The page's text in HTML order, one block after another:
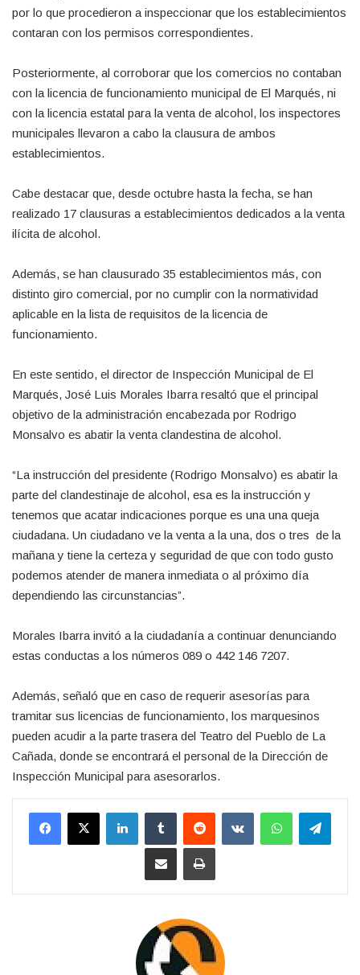
por lo que procedieron a inspeccionar que los establecimientos
contaran con los permisos correspondientes.
Posteriormente, al corroborar que los comercios no contaban
con la licencia de funcionamiento municipal de El Marqués, ni
con la licencia estatal para la venta de alcohol, los inspectores
municipales llevaron a cabo la clausura de ambos
establecimientos.
Cabe destacar que, desde octubre hasta la fecha, se han
realizado 17 clausuras a establecimientos dedicados a la venta
ilícita de alcohol.
Además, se han clausurado 35 establecimientos más, con
distinto giro comercial, por no cumplir con la normatividad
aplicable en la lista de requisitos de la licencia de
funcionamiento.
En este sentido, el director de Inspección Municipal de El
Marqués, José Luis Morales Ibarra resaltó que el principal
objetivo de la administración encabezada por Rodrigo
Monsalvo es abatir la venta clandestina de alcohol.
“La instrucción del presidente (Rodrigo Monsalvo) es abatir la
parte del clandestinaje de alcohol, esa es la instrucción y
tenemos que acatar indicaciones porque es una una queja
ciudadana. Un ciudadano ve la venta a la una, dos o tres de la
mañana y tiene la certeza y seguridad de que con todo gusto
podemos atender de manera inmediata o al próximo día
dependiendo las circunstancias”.
Morales Ibarra invitó a la ciudadanía a continuar denunciando
estas conductas a los números 089 o 442 146 7207.
Además, señaló que en caso de requerir asesorías para
tramitar sus licencias de funcionamiento, los marquesinos
pueden acudir a la parte trasera del Teatro del Pueblo de La
Cañada, donde se encontrará el personal de la Dirección de
Inspección Municipal para asesorarlos.
LinkedInTumblr Reddit VKontakteWhatsApp
Compartir por correo electrónicoImprimir